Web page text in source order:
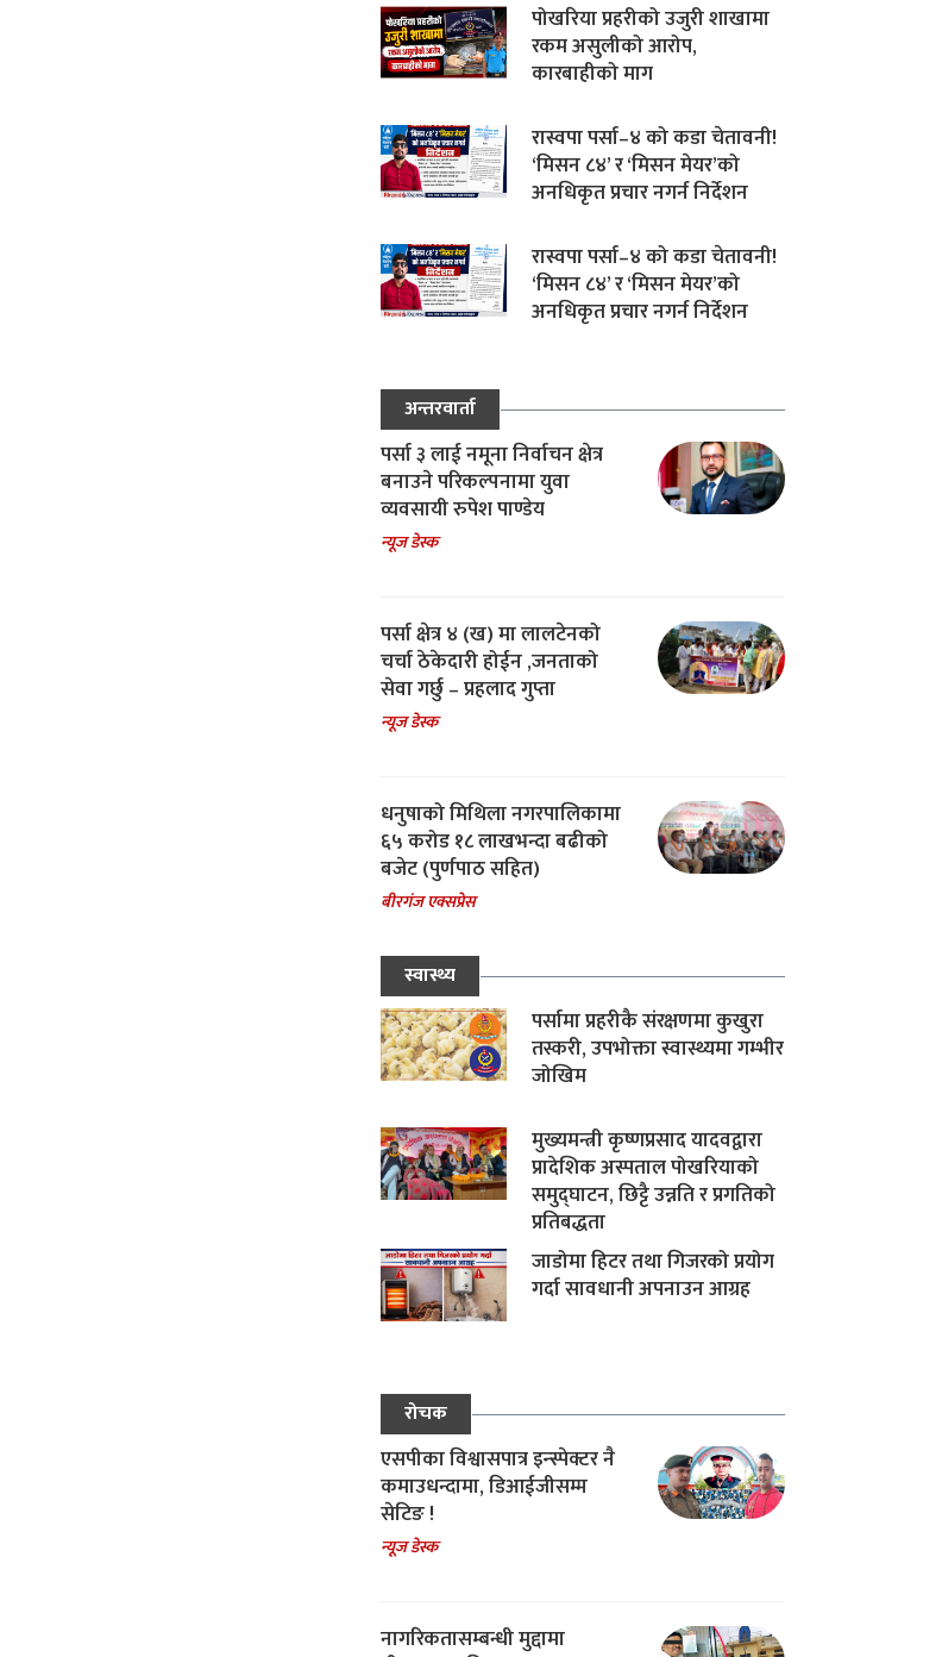
पोखरिया प्रहरीको उजुरी शाखामा
रकम असुलीको आरोप,
कारबाहीको माग
रास्वपा पर्सा–४ को कडा चेतावनी!
‘मिसन ८४’ र ‘मिसन मेयर’को
अनधिकृत प्रचार नगर्न निर्देशन
रास्वपा पर्सा–४ को कडा चेतावनी!
‘मिसन ८४’ र ‘मिसन मेयर’को
अनधिकृत प्रचार नगर्न निर्देशन
अन्तरवार्ता
पर्सा ३ लाई नमूना निर्वाचन क्षेत्र
बनाउने परिकल्पनामा युवा
व्यवसायी रुपेश पाण्डेय
न्यूज डेस्क
पर्सा क्षेत्र ४ (ख) मा लालटेनको
चर्चा ठेकेदारी होईन ,जनताको
सेवा गर्छु – प्रहलाद गुप्ता
न्यूज डेस्क
धनुषाको मिथिला नगरपालिकामा
६५ करोड १८ लाखभन्दा बढीको
बजेट (पुर्णपाठ सहित)
बीरगंज एक्सप्रेस
स्वास्थ्य
पर्सामा प्रहरीकै संरक्षणमा कुखुरा
तस्करी, उपभोक्ता स्वास्थ्यमा गम्भीर
जोखिम
मुख्यमन्त्री कृष्णप्रसाद यादवद्वारा
प्रादेशिक अस्पताल पोखरियाको
समुद्घाटन, छिट्टै उन्नति र प्रगतिको
प्रतिबद्धता
जाडोमा हिटर तथा गिजरको प्रयोग
गर्दा सावधानी अपनाउन आग्रह
रोचक
एसपीका विश्वासपात्र इन्स्पेक्टर नै
कमाउधन्दामा, डिआईजीसम्म
सेटिङ !
न्यूज डेस्क
नागरिकतासम्बन्धी मुद्दामा